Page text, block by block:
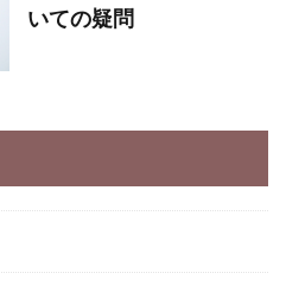
いての疑問